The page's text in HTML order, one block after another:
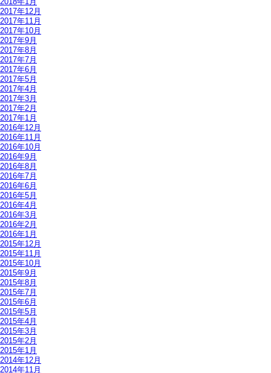
2017年12月
2017年11月
2017年10月
2017年9月
2017年8月
2017年7月
2017年6月
2017年5月
2017年4月
2017年3月
2017年2月
2017年1月
2016年12月
2016年11月
2016年10月
2016年9月
2016年8月
2016年7月
2016年6月
2016年5月
2016年4月
2016年3月
2016年2月
2016年1月
2015年12月
2015年11月
2015年10月
2015年9月
2015年8月
2015年7月
2015年6月
2015年5月
2015年4月
2015年3月
2015年2月
2015年1月
2014年12月
2014年11月